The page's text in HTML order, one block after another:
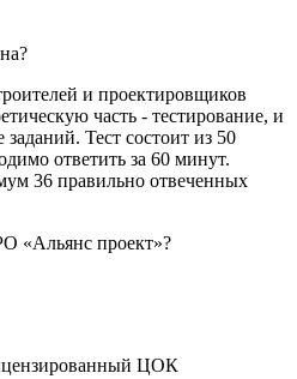
и проектировщиков
часть - тестирование, и
Тест состоит из 50
ответить за 60 минут.
36 правильно отвеченных
«Альянс проект»?
ЦОК